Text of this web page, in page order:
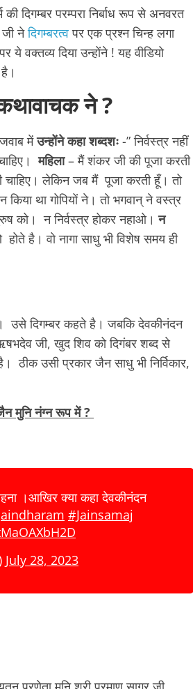
दिगम्बर परम्परा निर्बाध रूप से अनवरत
नेदिगम्बरत्वपर एक प्रश्न चिन्ह लगा
ये वक्तव्य दिया उन्होंने ! यह वीडियो
ने ?
जवाब मेंउन्होंने कहा शब्दशः -” निर्वस्त्र नहीं
महिला– मैं शंकर जी की पूजा करती
लेकिन जब मैं पूजा करती हूँ। तो
किया था गोपियों ने। तो भगवान् ने वस्त्र
को। न निर्वस्त्र होकर नहाओ। न
होते है। वो नागा साधु भी विशेष समय ही
उसे दिगम्बर कहते है। जबकि देवकीनंदन
जी, खुद शिव को दिगंबर शब्द से
ठीक उसी प्रकार जैन साधु भी निर्विकार,
मुनि नंग्न रूप में ?
।आखिर क्या कहा देवकीनंदन
#Jainsamaj
July 28, 2023